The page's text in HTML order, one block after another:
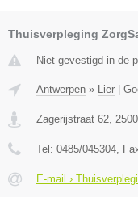
Thuisverpleging
Niet gevestigd in de
Antwerpen » Lier
Zagerijstraat 62, 2500
Tel: 0485/045304,
E-mail ›